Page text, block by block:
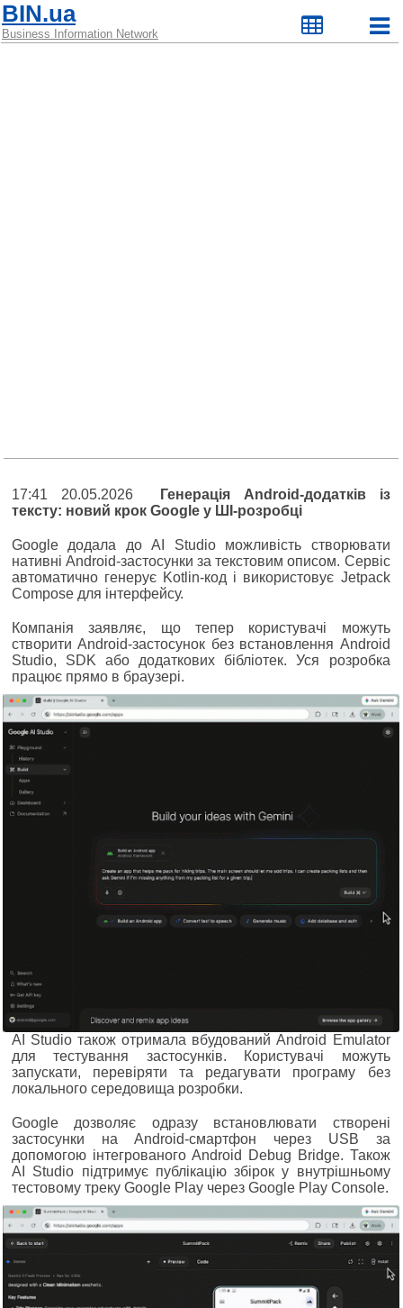
BIN.ua
Business Information Network
17:41 20.05.2026
Генерація Android-додатків із
тексту: новий крок Google у ШІ-розробці
Google додала до AI Studio можливість створювати
нативні Android-застосунки за текстовим описом. Сервіс
автоматично генерує Kotlin-код і використовує Jetpack
Compose для інтерфейсу.
Компанія заявляє, що тепер користувачі можуть
створити Android-застосунок без встановлення Android
Studio, SDK або додаткових бібліотек. Уся розробка
працює прямо в браузері.
AI Studio також отримала вбудований Android Emulator
для тестування застосунків. Користувачі можуть
запускати, перевіряти та редагувати програму без
локального середовища розробки.
Google дозволяє одразу встановлювати створені
застосунки на Android-смартфон через USB за
допомогою інтегрованого Android Debug Bridge. Також
AI Studio підтримує публікацію збірок у внутрішньому
тестовому треку Google Play через Google Play Console.